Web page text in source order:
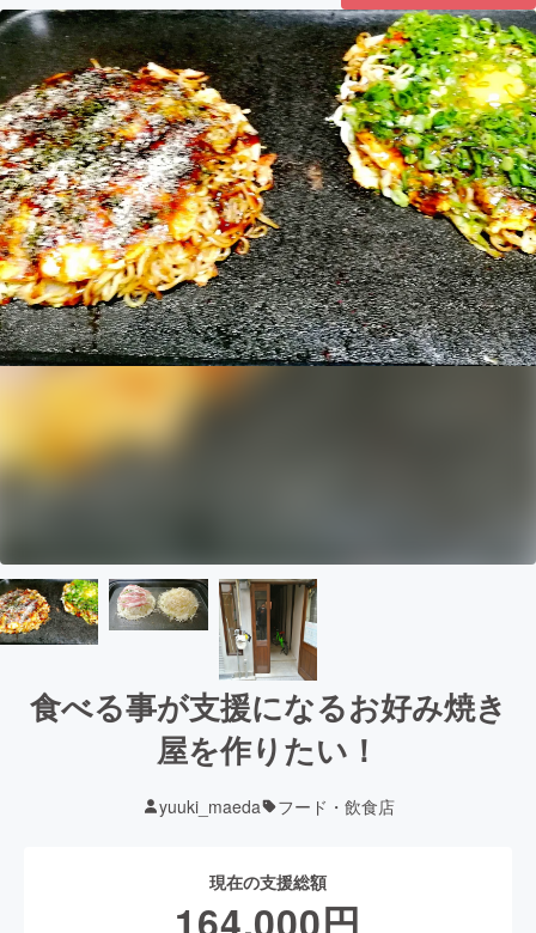
食べる事が支援になるお好み焼き
屋を作りたい！
yuuki_maeda フード・飲食店
現在の支援総額